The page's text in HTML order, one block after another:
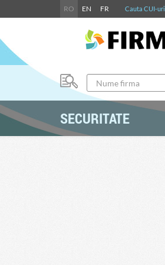
RO EN FR Cauta CUI-uri
SECURITATE